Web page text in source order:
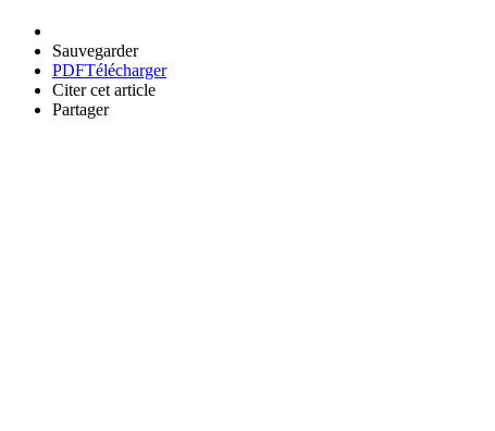
Sauvegarder
PDFTélécharger
Citer cet article
Partager